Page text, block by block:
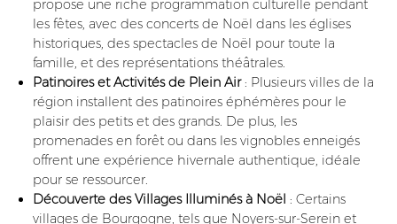
propose une riche programmation culturelle pendant
les fêtes, avec des concerts de Noël dans les églises
historiques, des spectacles de Noël pour toute la
famille, et des représentations théâtrales.
Patinoires et Activités de Plein Air: Plusieurs villes de la
région installent des patinoires éphémères pour le
plaisir des petits et des grands. De plus, les
promenades en forêt ou dans les vignobles enneigés
offrent une expérience hivernale authentique, idéale
pour se ressourcer.
Découverte des Villages Illuminés à Noël : Certains
villages de Bourgogne, tels que Noyers-sur-Serein et